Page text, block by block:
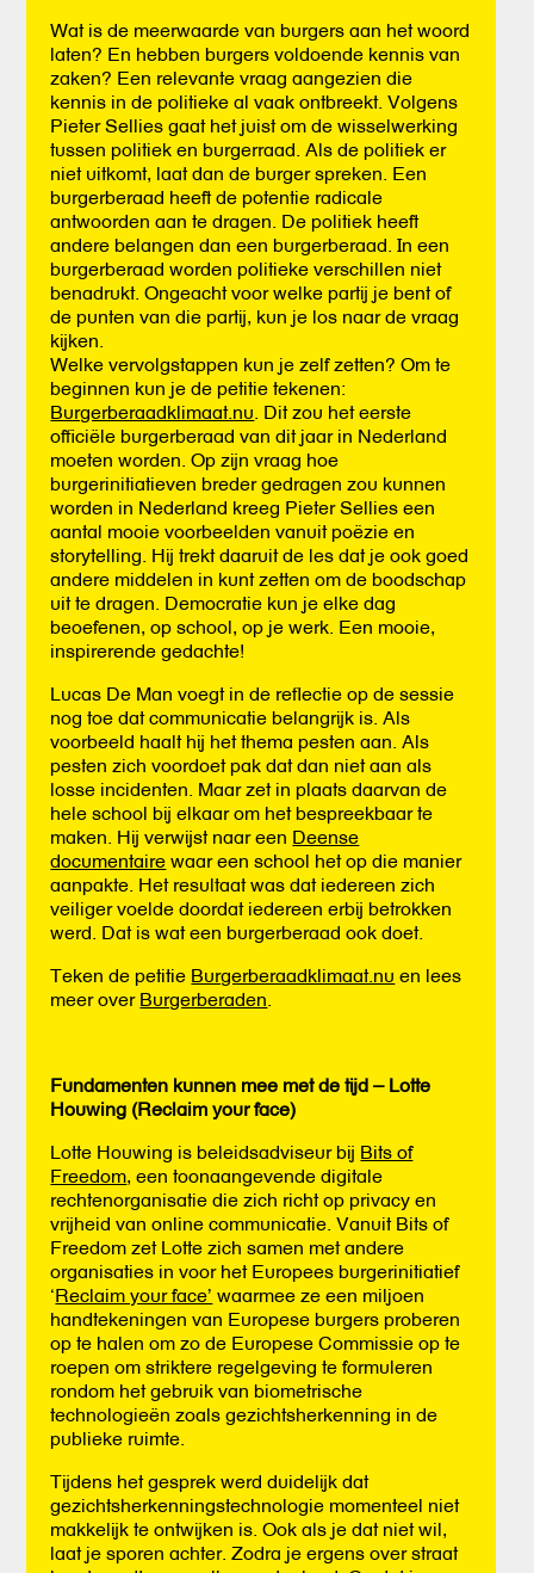
Wat is de meerwaarde van burgers aan het woord
laten? En hebben burgers voldoende kennis van
zaken? Een relevante vraag aangezien die
kennis in de politieke al vaak ontbreekt. Volgens
Pieter Sellies gaat het juist om de wisselwerking
tussen politiek en burgerraad. Als de politiek er
niet uitkomt, laat dan de burger spreken. Een
burgerberaad heeft de potentie radicale
antwoorden aan te dragen. De politiek heeft
andere belangen dan een burgerberaad. In een
burgerberaad worden politieke verschillen niet
benadrukt. Ongeacht voor welke partij je bent of
de punten van die partij, kun je los naar de vraag
kijken.
Welke vervolgstappen kun je zelf zetten? Om te
beginnen kun je de petitie tekenen:
Burgerberaadklimaat.nu . Dit zou het eerste
officiële burgerberaad van dit jaar in Nederland
moeten worden. Op zijn vraag hoe
burgerinitiatieven breder gedragen zou kunnen
worden in Nederland kreeg Pieter Sellies een
aantal mooie voorbeelden vanuit poëzie en
storytelling. Hij trekt daaruit de les dat je ook goed
andere middelen in kunt zetten om de boodschap
uit te dragen. Democratie kun je elke dag
beoefenen, op school, op je werk. Een mooie,
inspirerende gedachte!
Lucas De Man voegt in de reflectie op de sessie
nog toe dat communicatie belangrijk is. Als
voorbeeld haalt hij het thema pesten aan. Als
pesten zich voordoet pak dat dan niet aan als
losse incidenten. Maar zet in plaats daarvan de
hele school bij elkaar om het bespreekbaar te
maken. Hij verwijst naar een Deense
documentaire waar een school het op die manier
aanpakte. Het resultaat was dat iedereen zich
veiliger voelde doordat iedereen erbij betrokken
werd. Dat is wat een burgerberaad ook doet.
Teken de petitie Burgerberaadklimaat.nu en lees
meer over Burgerberaden
Fundamenten kunnen mee met de tijd – Lotte
Houwing (Reclaim your face)
Lotte Houwing is beleidsadviseur bij Bits of
Freedom, een toonaangevende digitale
rechtenorganisatie die zich richt op privacy en
vrijheid van online communicatie. Vanuit Bits of
Freedom zet Lotte zich samen met andere
organisaties in voor het Europees burgerinitiatief
‘Reclaim your face’ waarmee ze een miljoen
handtekeningen van Europese burgers proberen
op te halen om zo de Europese Commissie op te
roepen om striktere regelgeving te formuleren
rondom het gebruik van biometrische
technologieën zoals gezichtsherkenning in de
publieke ruimte.
Tijdens het gesprek werd duidelijk dat
gezichtsherkenningstechnologie momenteel niet
makkelijk te ontwijken is. Ook als je dat niet wil,
laat je sporen achter. Zodra je ergens over straat